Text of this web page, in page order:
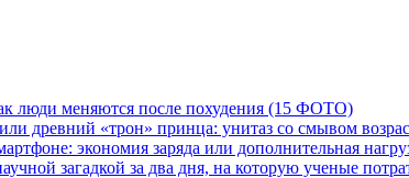
люди меняются после похудения (15 ФОТО)
древний «трон» принца: унитаз со смывом
экономия заряда или дополнительная
загадкой за два дня, на которую ученые